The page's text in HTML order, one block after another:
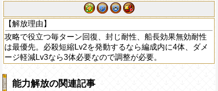
【解放理由】
攻略で役立つ毎ターン回復、封じ耐性、船長効果無効耐性
は最優先。必殺短縮Lv2を発動するなら編成内に4体、ダメ
ージ軽減Lv3なら3体必要なので調整が必要。
能力解放の関連記事